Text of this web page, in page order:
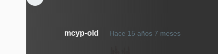
mcyp-old Hace 15 años 7 meses